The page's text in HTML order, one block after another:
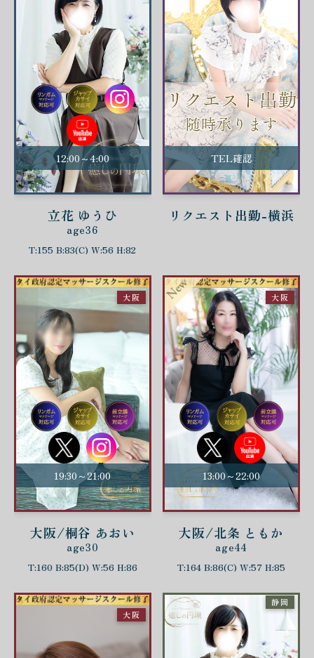
12:00～4:00
立花 ゆうひ
age36
T:155 B:83(C) W:56 H:82
TEL確認
リクエスト出勤-横浜
19:30～21:00
大阪/桐谷 あおい
age30
T:160 B:85(D) W:56 H:86
大阪
13:00～22:00
大阪/北条 ともか
age44
T:164 B:86(C) W:57 H:85
大阪
大阪
静岡